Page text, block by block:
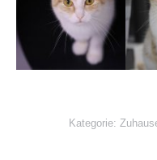
Kategorie: